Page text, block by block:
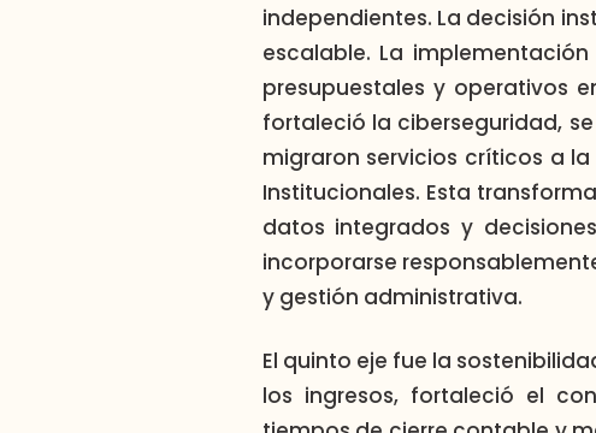
independientes. La decisión
escalable. La implementación
presupuestales y operativos
fortaleció la ciberseguridad,
migraron servicios críticos a
Institucionales. Esta
datos integrados y
incorporarse
y gestión administrativa.
El quinto eje fue la
los ingresos, fortaleció el